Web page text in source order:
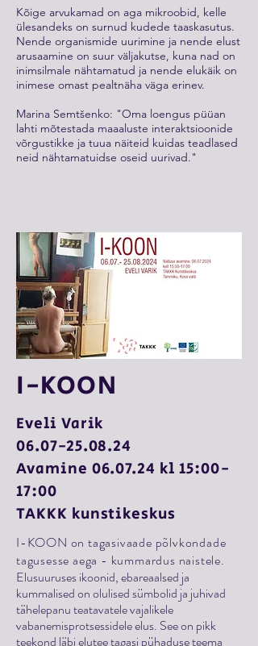
Kõige arvukamad on aga mikroobid, kelle
ülesandeks on surnud kudede taaskasutus.
Nende organismide uurimine ja nende elust
arusaamine on suur väljakutse, kuna nad on
inimsilmale nähtamatud ja nende elukäik on
inimese omast pealtnäha väga erinev.
Marina Semtšenko: "Oma loengus püüan
lahti mõtestada maaaluste interaktsioonide
võrgustikke ja tuua näiteid kuidas teadlased
neid nähtamatuidse oseid uurivad."
I-KOON
Eveli Varik
06.07-25.08.24
Avamine 06.07.24 kl 15:00-
17:00
TAKKK kunstikeskus
I-KOON on tagasivaade põlvkondade
tagusesse aega - kummardus naistele.
Elusuuruses ikoonid, ebareaalsed ja
kummalised on olulised sümbolid ja juhivad
tähelepanu teatavatele vajalikele
vabanemisprotsessidele elus. See on pikk
teekond läbi elutee tagasi pühaduse teema